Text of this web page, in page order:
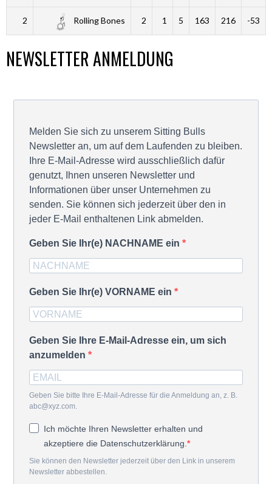
2 Rolling Bones 2 1 5 163 216 -53
NEWSLETTER ANMELDUNG
Melden Sie sich zu unserem Sitting Bulls
Newsletter an, um auf dem Laufenden zu bleiben.
Ihre E-Mail-Adresse wird ausschließlich dafür
genutzt, Ihnen unseren Newsletter und
Informationen über unser Unternehmen zu
senden. Sie können sich jederzeit über den in
jeder E-Mail enthaltenen Link abmelden.
Geben Sie Ihr(e) NACHNAME ein
Geben Sie Ihr(e) VORNAME ein
Geben Sie Ihre E-Mail-Adresse ein, um sich
anzumelden
Geben Sie bitte Ihre E-Mail-Adresse für die Anmeldung an, z. B.
abc@xyz.com.
Ich möchte Ihren Newsletter erhalten und
akzeptiere die Datenschutzerklärung.
Sie können den Newsletter jederzeit über den Link in unserem
Newsletter abbestellen.